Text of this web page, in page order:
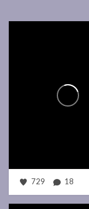
729 18